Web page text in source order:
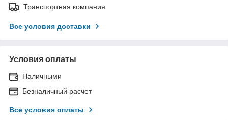
Транспортная компания
Все условия доставки
Условия оплаты
Наличными
Безналичный расчет
Все условия оплаты